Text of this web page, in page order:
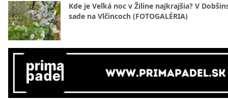
Kde je Veľká noc v Žiline najkrajšia? V
sade na Vlčincoch (FOTOGALÉRIA)